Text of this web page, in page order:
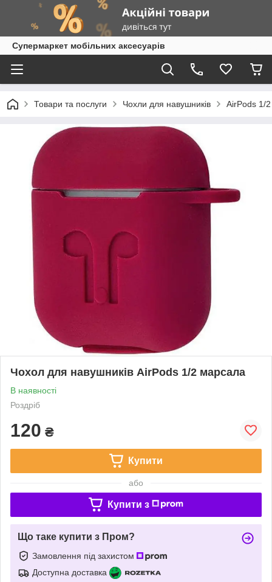
Супермаркет мобільних аксесуарів
Товари та послуги Чохли для навушників AirPods 1/2
Чохол для навушників AirPods 1/2 марсала
В наявності
Роздріб
120 ₴
Купити
або
Купити з
Що таке купити з Пром?
Замовлення під захистом
Доступна доставка